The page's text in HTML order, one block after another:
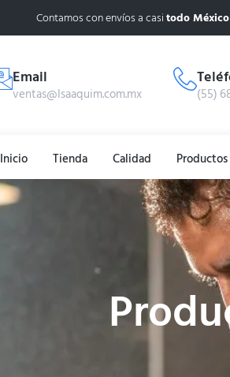
Contamos con envíos a casitodo México
Email
ventas@Isaaquim.com.mx (55)
Inicio Tienda Calidad Productos